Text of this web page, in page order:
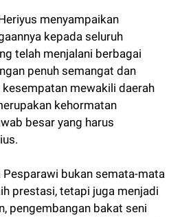
menyampaikan
kepada seluruh
telah menjalani berbagai
penuh semangat dan
mewakili daerah
kehormatan
besar yang harus
bukan semata-mata
prestasi, tetapi juga menjadi
pengembangan bakat seni